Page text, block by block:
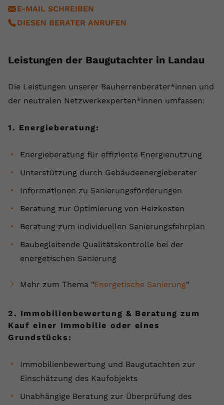
E-MAIL SCHREIBEN
DIESEN BERATER ANRUFEN
Leistungen der Baugutachter in Landau
Die ⁠Leistungen unserer Bauherrenberater*innen und
der neutralen Netzwerkexperten*innen umfassen:
1. Energieberatung:
Energieberatung für effiziente Energienutzung
Unterstützung durch Gebäudeenergieberater
Informationen zu Sanierungsförderungen
Beratung zur Optimierung von Heizkosten
Beratung zum individuellen Sanierungsfahrplan
Baubegleitende Qualitätskontrolle bei der
energetischen Sanierung
Mehr zum Thema "Energetische Sanierung"
2. Immobilienbewertung & Beratung zum
Kauf einer Immobilie oder eines
Grundstücks:
Immobilienbewertung und Baugutachten zur
Einschätzung des Kaufobjekts
Unabhängige Beratung zur Überprüfung des
Anbieter youtube.com
YouTube setzt dieses Cookie über
eingebettete YouTube-Videos und
Anbieter Youtube.com
Laufzeit Session
Zweck
YouTube setzt diesen Cookie, um die
speichern, der eingebettete YouTube-
Videos verwendet.
Anbieter youtube.com
Laufzeit Session
Zweck
registriert eine eindeutige ID, um
Daten darüber zu speichern, welche
Videos von YouTube der Nutzer
Name yt.innertube::nextId
Anbieter Youtube.com